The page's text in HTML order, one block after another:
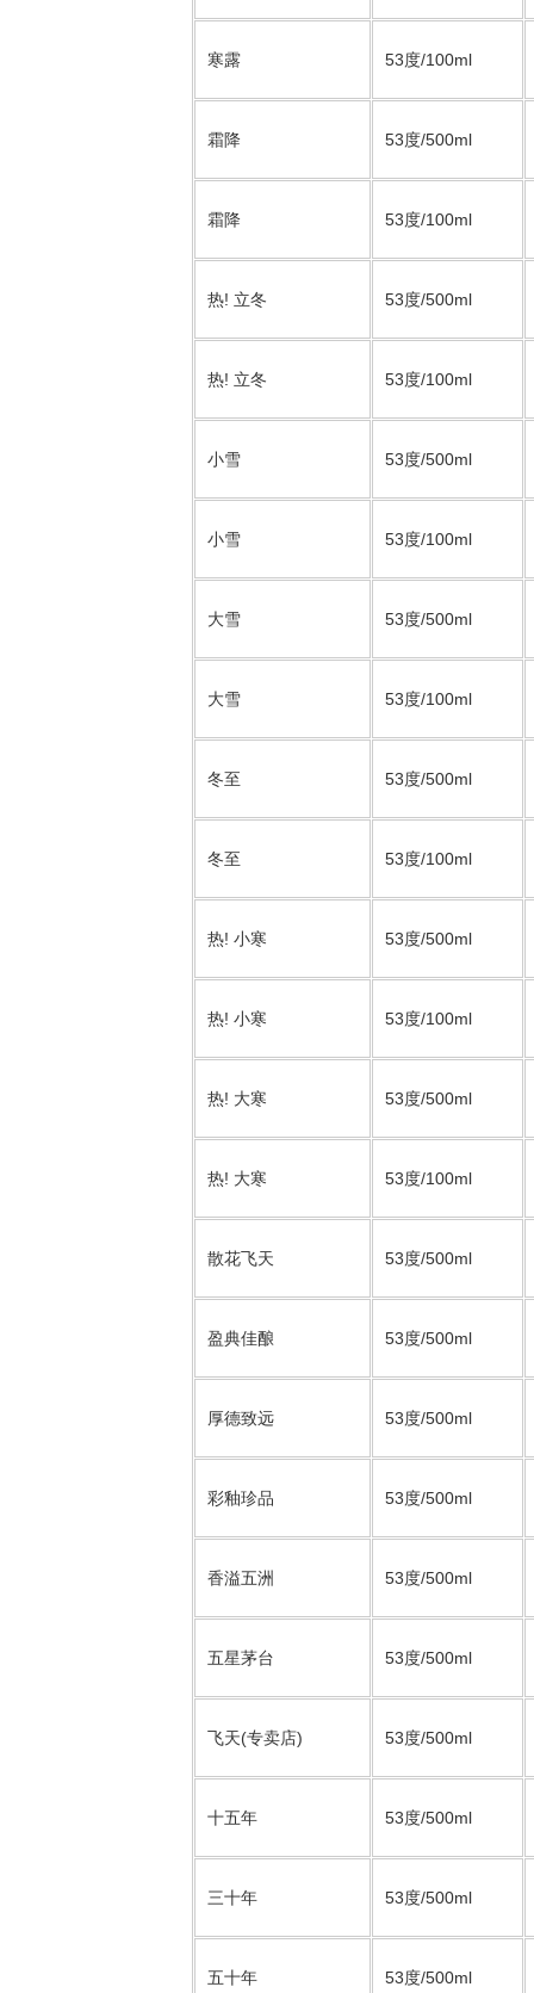
寒露 53度/100ml
霜降 53度/500ml
霜降 53度/100ml
热! 立冬 53度/500ml
热! 立冬 53度/100ml
小雪 53度/500ml
小雪 53度/100ml
大雪 53度/500ml
大雪 53度/100ml
冬至 53度/500ml
冬至 53度/100ml
热! 小寒 53度/500ml
热! 小寒 53度/100ml
热! 大寒 53度/500ml
热! 大寒 53度/100ml
散花飞天 53度/500ml
盈典佳酿 53度/500ml
厚德致远 53度/500ml
彩釉珍品 53度/500ml
香溢五洲 53度/500ml
五星茅台 53度/500ml
飞天(专卖店) 53度/500ml
十五年 53度/500ml
三十年 53度/500ml
五十年 53度/500ml